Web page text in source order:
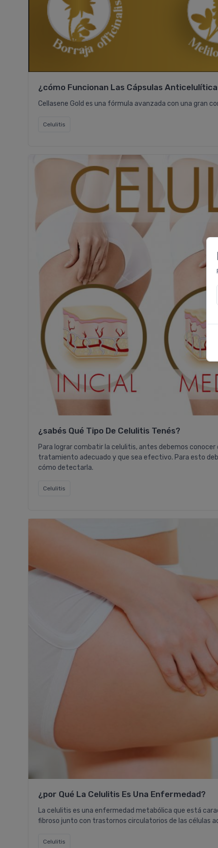
¿cómo Funcionan Las Cápsulas
Cellasene Gold es una fórmula avanzada con una gran
Celulitis
¿sabés Qué Tipo De Celulitis Tenés?
Para lograr combatir la celulitis, antes debemos
tratamiento adecuado y que sea efectivo. Para esto
cómo detectarla.
Celulitis
¿por Qué La Celulitis Es Una Enfermedad?
La celulitis es una enfermedad metabólica que está
fibroso junto con trastornos circulatorios de las células
Celulitis